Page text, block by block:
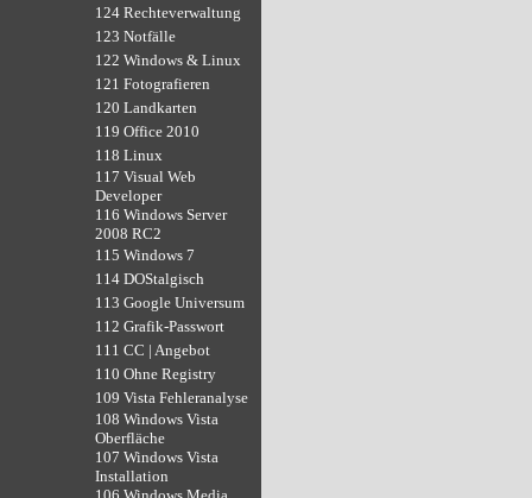
124 Rechteverwaltung
123 Notfälle
122 Windows & Linux
121 Fotografieren
120 Landkarten
119 Office 2010
118 Linux
117 Visual Web
Developer
116 Windows Server
2008 RC2
115 Windows 7
114 DOStalgisch
113 Google Universum
112 Grafik-Passwort
111 CC | Angebot
110 Ohne Registry
109 Vista Fehleranalyse
108 Windows Vista
Oberfläche
107 Windows Vista
Installation